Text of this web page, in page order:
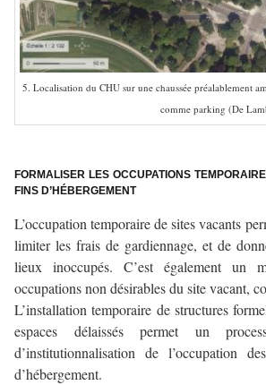
5. Localisation du CHU sur une chaussée préalablement
comme parking (De
FORMALISER LES OCCUPATIONS
FINS D’HÉBERGEMENT
L’occupation temporaire de sites vacants
limiter les frais de gardiennage, et de
lieux inoccupés. C’est également un
occupations non désirables du site vacant,
L’installation temporaire de structures
espaces délaissés permet un
d’institutionnalisation de l’occupation
d’hébergement.